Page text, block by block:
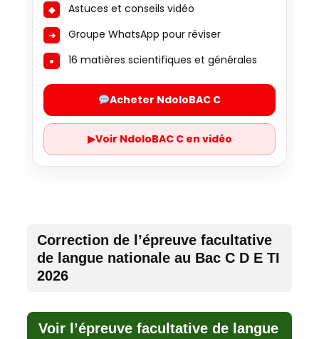
Astuces et conseils vidéo
Groupe WhatsApp pour réviser
16 matières scientifiques et générales
Acheter NdoloBAC C
▶Voir NdoloBAC C en vidéo
Correction de l’épreuve facultative
de langue nationale au Bac C D E TI
2026
Voir l’épreuve facultative de langue